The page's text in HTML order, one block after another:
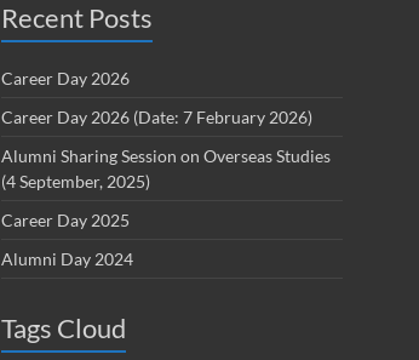
Recent Posts
Career Day 2026
Career Day 2026 (Date: 7 February 2026)
Alumni Sharing Session on Overseas Studies
(4 September, 2025)
Career Day 2025
Alumni Day 2024
Tags Cloud